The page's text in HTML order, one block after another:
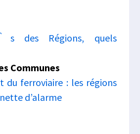
̀s des Régions, quels
Communes
du ferroviaire : les régions
d’alarme